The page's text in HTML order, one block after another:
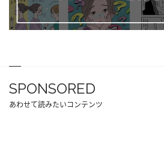
SPONSORED
あわせて読みたいコンテンツ